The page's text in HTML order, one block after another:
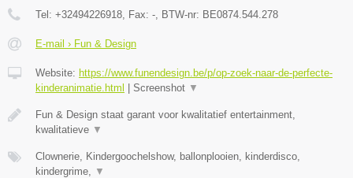
Tel: +32494226918 , Fax: - , BTW-nr: BE0874.544.278
E-mail › Fun & Design
Website: https://www.funendesign.be/p/op-zoek-naar-de-perfecte-
kinderanimatie.html | Screenshot ▼
Fun & Design staat garant voor kwalitatief entertainment,
kwalitatieve ▼
Clownerie, Kindergoochelshow, ballonplooien, kinderdisco,
kindergrime,
▼